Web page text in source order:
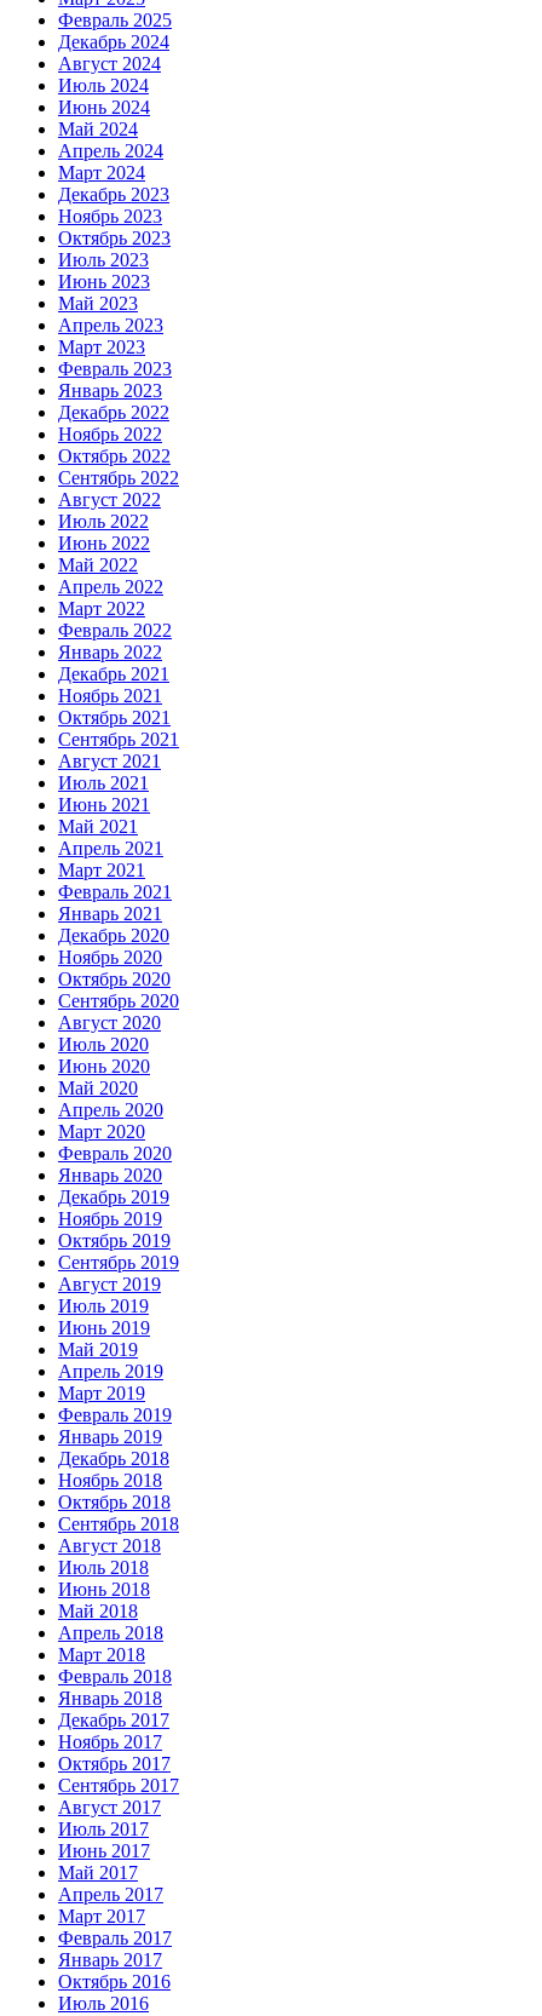
Февраль 2025
Декабрь 2024
Август 2024
Июль 2024
Июнь 2024
Май 2024
Апрель 2024
Март 2024
Декабрь 2023
Ноябрь 2023
Октябрь 2023
Июль 2023
Июнь 2023
Май 2023
Апрель 2023
Март 2023
Февраль 2023
Январь 2023
Декабрь 2022
Ноябрь 2022
Октябрь 2022
Сентябрь 2022
Август 2022
Июль 2022
Июнь 2022
Май 2022
Апрель 2022
Март 2022
Февраль 2022
Январь 2022
Декабрь 2021
Ноябрь 2021
Октябрь 2021
Сентябрь 2021
Август 2021
Июль 2021
Июнь 2021
Май 2021
Апрель 2021
Март 2021
Февраль 2021
Январь 2021
Декабрь 2020
Ноябрь 2020
Октябрь 2020
Сентябрь 2020
Август 2020
Июль 2020
Июнь 2020
Май 2020
Апрель 2020
Март 2020
Февраль 2020
Январь 2020
Декабрь 2019
Ноябрь 2019
Октябрь 2019
Сентябрь 2019
Август 2019
Июль 2019
Июнь 2019
Май 2019
Апрель 2019
Март 2019
Февраль 2019
Январь 2019
Декабрь 2018
Ноябрь 2018
Октябрь 2018
Сентябрь 2018
Август 2018
Июль 2018
Июнь 2018
Май 2018
Апрель 2018
Март 2018
Февраль 2018
Январь 2018
Декабрь 2017
Ноябрь 2017
Октябрь 2017
Сентябрь 2017
Август 2017
Июль 2017
Июнь 2017
Май 2017
Апрель 2017
Март 2017
Февраль 2017
Январь 2017
Октябрь 2016
Июль 2016